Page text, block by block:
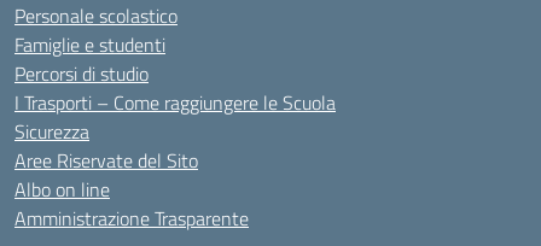
Personale scolastico
Famiglie e studenti
Percorsi di studio
I Trasporti – Come raggiungere le Scuola
Sicurezza
Aree Riservate del Sito
Albo on line
Amministrazione Trasparente